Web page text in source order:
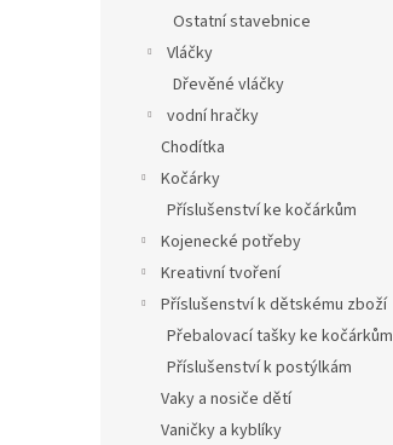
Ostatní stavebnice
Vláčky
Dřevěné vláčky
vodní hračky
Chodítka
Kočárky
Příslušenství ke kočárkům
Kojenecké potřeby
Kreativní tvoření
Příslušenství k dětskému zboží
Přebalovací tašky ke kočárkům
Příslušenství k postýlkám
Vaky a nosiče dětí
Vaničky a kyblíky